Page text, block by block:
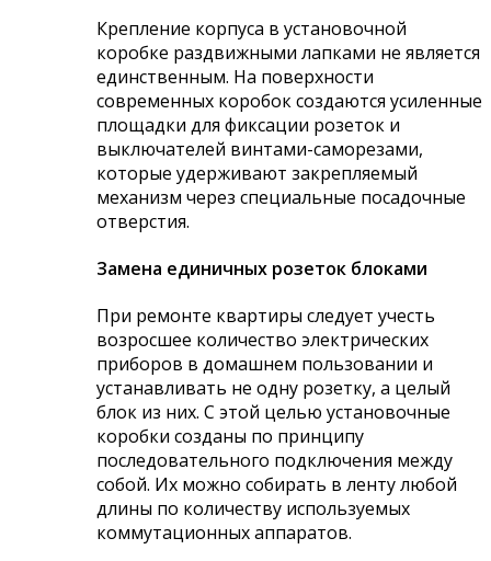
Крепление корпуса в установочной
коробке раздвижными лапками не является
единственным. На поверхности
современных коробок создаются усиленные
площадки для фиксации розеток и
выключателей винтами-саморезами,
которые удерживают закрепляемый
механизм через специальные посадочные
отверстия.
Замена единичных розеток блоками
При ремонте квартиры следует учесть
возросшее количество электрических
приборов в домашнем пользовании и
устанавливать не одну розетку, а целый
блок из них. С этой целью установочные
коробки созданы по принципу
последовательного подключения между
собой. Их можно собирать в ленту любой
длины по количеству используемых
коммутационных аппаратов.